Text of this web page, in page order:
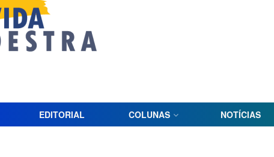
EDITORIAL COLUNAS NOTÍCIAS